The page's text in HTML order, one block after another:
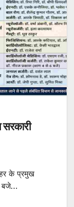
के प्रमुख
बजे…